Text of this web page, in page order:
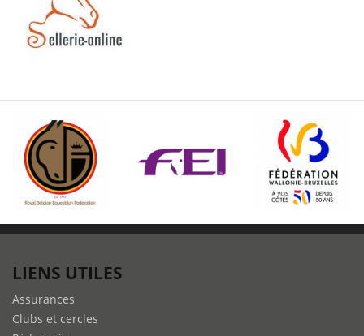
LIENS UTILES
Assurances
Clubs et cercles